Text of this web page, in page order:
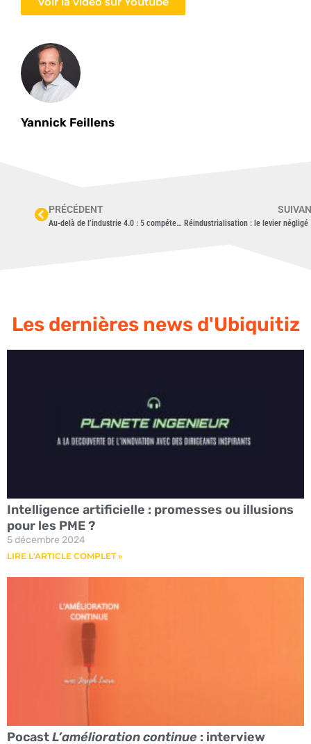
Yannick Feillens
PRÉCÉDENT
Au-delà de l’industrie 4.0 : 5 compétences managériales négligées en PME et ETI industrielles
Les dernières news d'Ubiquitiz
Intelligence artificielle : promesses ou illusions
pour les PME ?
5 décembre 2024
LIRE L'ARTICLE COMPLET »
PocastL’amélioration continue : interview